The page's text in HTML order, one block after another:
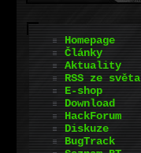
Homepage
Články
Aktuality
RSS ze světa
E-shop
Download
HackForum
Diskuze
BugTrack